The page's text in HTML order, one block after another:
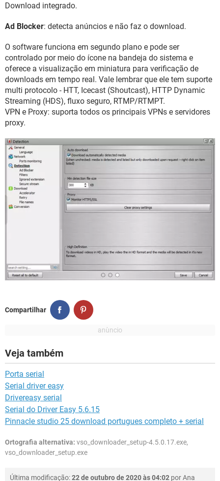
Download integrado.
Ad Blocker: detecta anúncios e não faz o download.
O software funciona em segundo plano e pode ser
controlado por meio do ícone na bandeja do sistema e
oferece a visualização em miniatura para verificação de
downloads em tempo real. Vale lembrar que ele tem suporte
multi protocolo - HTT, Icecast (Shoutcast), HTTP Dynamic
Streaming (HDS), fluxo seguro, RTMP/RTMPT.
VPN e Proxy: suporta todos os principais VPNs e servidores
proxy.
Compartilhar
Veja também
Porta serial
Serial driver easy
Drivereasy serial
Serial do Driver Easy 5.6.15
Pinnacle studio 25 download portugues completo + serial
Ortografia alternativa: vso_downloader_setup-4.5.0.17.exe,
vso_downloader_setup.exe
Última modificação:22 de outubro de 2020 às 04:02 porAna